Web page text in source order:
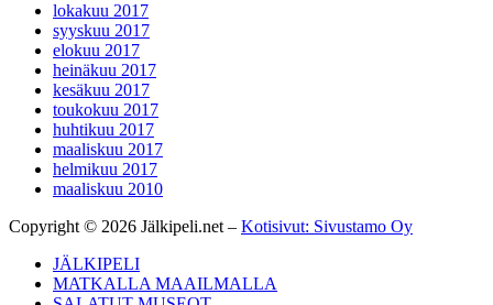
lokakuu 2017
syyskuu 2017
elokuu 2017
heinäkuu 2017
kesäkuu 2017
toukokuu 2017
huhtikuu 2017
maaliskuu 2017
helmikuu 2017
maaliskuu 2010
Copyright © 2026 Jälkipeli.net – Kotisivut: Sivustamo Oy
JÄLKIPELI
MATKALLA MAAILMALLA